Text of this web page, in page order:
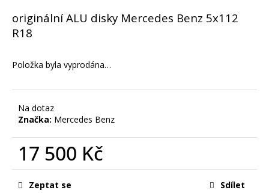
originální ALU disky Mercedes Benz 5x112
R18
Položka byla vyprodána…
Na dotaz
Značka: Mercedes Benz
17 500 Kč
Měrná
cena:Zeptat se Sdílet
m
e
ZIMNÍ
5
G30,
G31
DISKY
AEZ
5X112